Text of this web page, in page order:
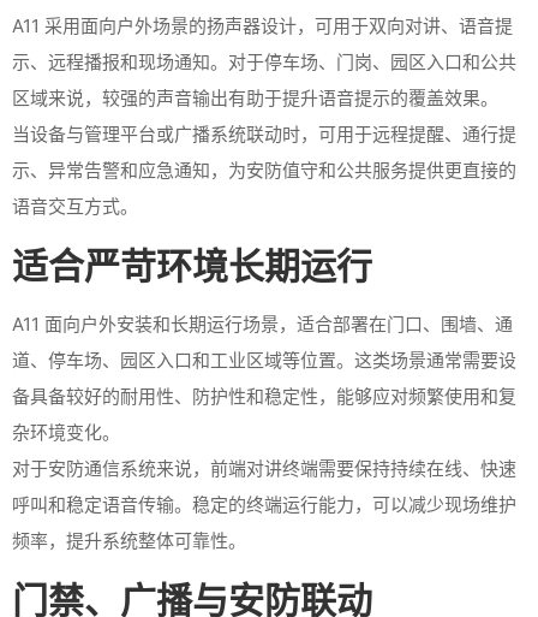
A11 采用面向户外场景的扬声器设计，可用于双向对讲、语音提
示、远程播报和现场通知。对于停车场、门岗、园区入口和公共
区域来说，较强的声音输出有助于提升语音提示的覆盖效果。
当设备与管理平台或广播系统联动时，可用于远程提醒、通行提
示、异常告警和应急通知，为安防值守和公共服务提供更直接的
语音交互方式。
适合严苛环境长期运行
A11 面向户外安装和长期运行场景，适合部署在门口、围墙、通
道、停车场、园区入口和工业区域等位置。这类场景通常需要设
备具备较好的耐用性、防护性和稳定性，能够应对频繁使用和复
杂环境变化。
对于安防通信系统来说，前端对讲终端需要保持持续在线、快速
呼叫和稳定语音传输。稳定的终端运行能力，可以减少现场维护
频率，提升系统整体可靠性。
门禁、广播与安防联动